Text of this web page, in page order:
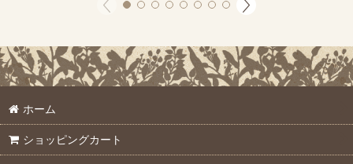
ホーム
ショッピングカート